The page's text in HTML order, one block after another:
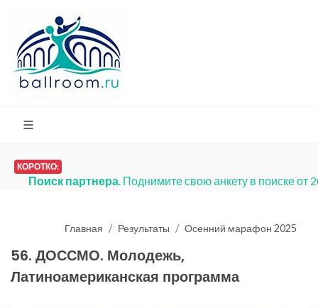
КОРОТКО:
Поиск партнера. Поднимите свою анкету в поиске от
Главная Результаты Осенний марафон 2025
56. ДОССМО. Молодежь,
Латиноамериканская программа